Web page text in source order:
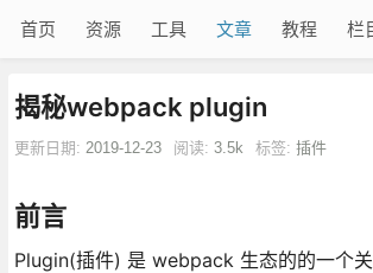
首页 资源 工具 文章 教程 栏
揭秘webpack plugin
更新日期: 2019-12-23 阅读: 3.5k 标签: 插件
前言
Plugin(插件) 是 webpack 生态的的一个